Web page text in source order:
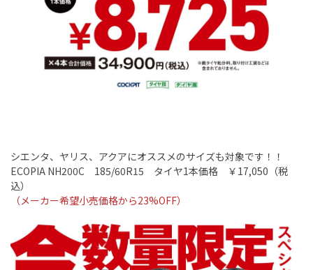
シエンタ、ヤリス、アクアにオススメのサイズも対象です！！
ECOPIA NH200C 185/60R15 タイヤ1本価格 ￥ 17,050 （税
込）
（メーカー希望小売価格から23%OFF）